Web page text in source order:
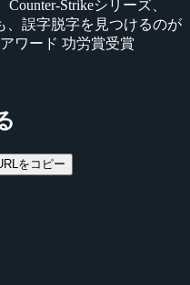
Strikeシリーズ、
、誤字脱字を見つけるのが
ワード 功労賞受賞
をコピー